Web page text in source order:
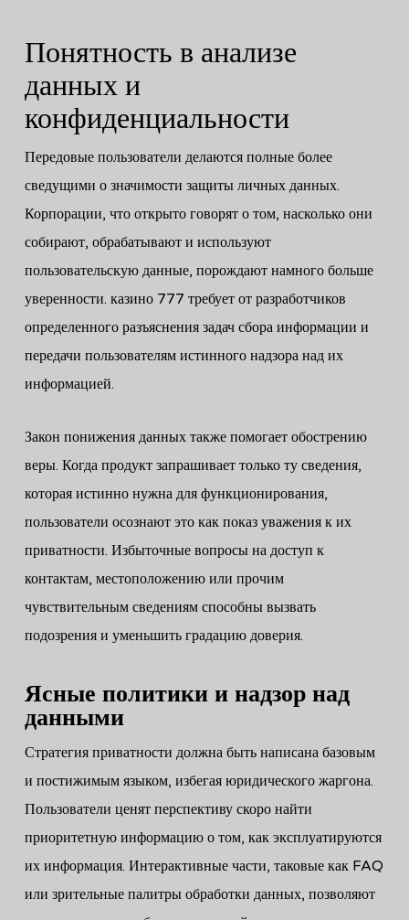
Понятность в анализе
данных и
конфиденциальности
Передовые пользователи делаются полные более
сведущими о значимости защиты личных данных.
Корпорации, что открыто говорят о том, насколько они
собирают, обрабатывают и используют
пользовательскую данные, порождают намного больше
уверенности. казино 777 требует от разработчиков
определенного разъяснения задач сбора информации и
передачи пользователям истинного надзора над их
информацией.
Закон понижения данных также помогает обострению
веры. Когда продукт запрашивает только ту сведения,
которая истинно нужна для функционирования,
пользователи осознают это как показ уважения к их
приватности. Избыточные вопросы на доступ к
контактам, местоположению или прочим
чувствительным сведениям способны вызвать
подозрения и уменьшить градацию доверия.
Ясные политики и надзор над
данными
Стратегия приватности должна быть написана базовым
и постижимым языком, избегая юридического жаргона.
Пользователи ценят перспективу скоро найти
приоритетную информацию о том, как эксплуатируются
их информация. Интерактивные части, таковые как FAQ
или зрительные палитры обработки данных, позволяют